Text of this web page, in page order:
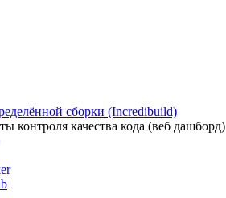
сборки (Incredibuild)
контроля качества кода (веб дашборд)